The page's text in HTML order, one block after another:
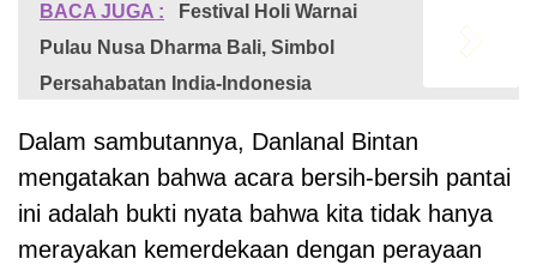
BACA JUGA :
Festival Holi Warnai
Pulau Nusa Dharma Bali, Simbol
Persahabatan India-Indonesia
Dalam sambutannya, Danlanal Bintan
mengatakan bahwa acara bersih-bersih pantai
ini adalah bukti nyata bahwa kita tidak hanya
merayakan kemerdekaan dengan perayaan